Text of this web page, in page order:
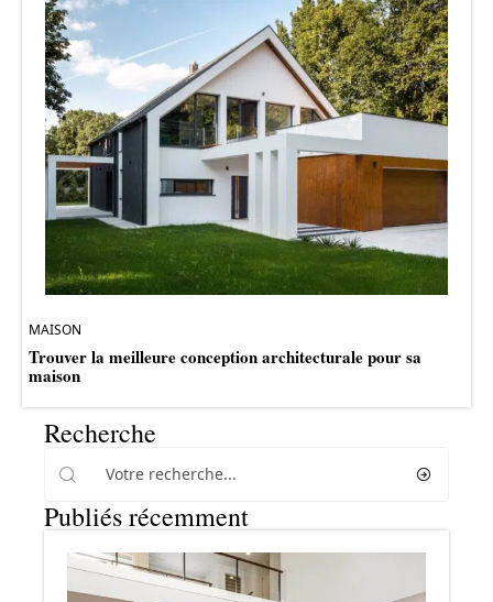
MAISON
Trouver la meilleure conception architecturale pour sa
maison
Recherche
Publiés récemment